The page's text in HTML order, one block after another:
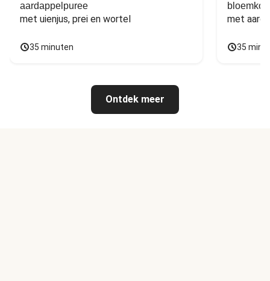
aardappelpuree
met uienjus, prei en wortel
35 minuten
met
35
Ontdek meer